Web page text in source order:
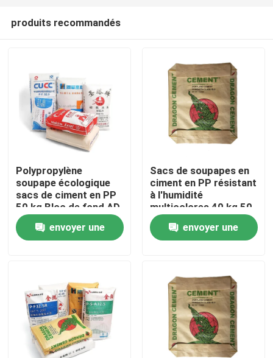
Maison
Au sujet de nous
Visite d'usine
produits recommandés
Polypropylène
soupape écologique
sacs de ciment en PP
50 kg Bloc de fond AD
STAR emballage
envoyer une
Sacs de soupapes en
ciment en PP résistant
à l'humidité
multicolores 40 kg 50
kg
envoyer une